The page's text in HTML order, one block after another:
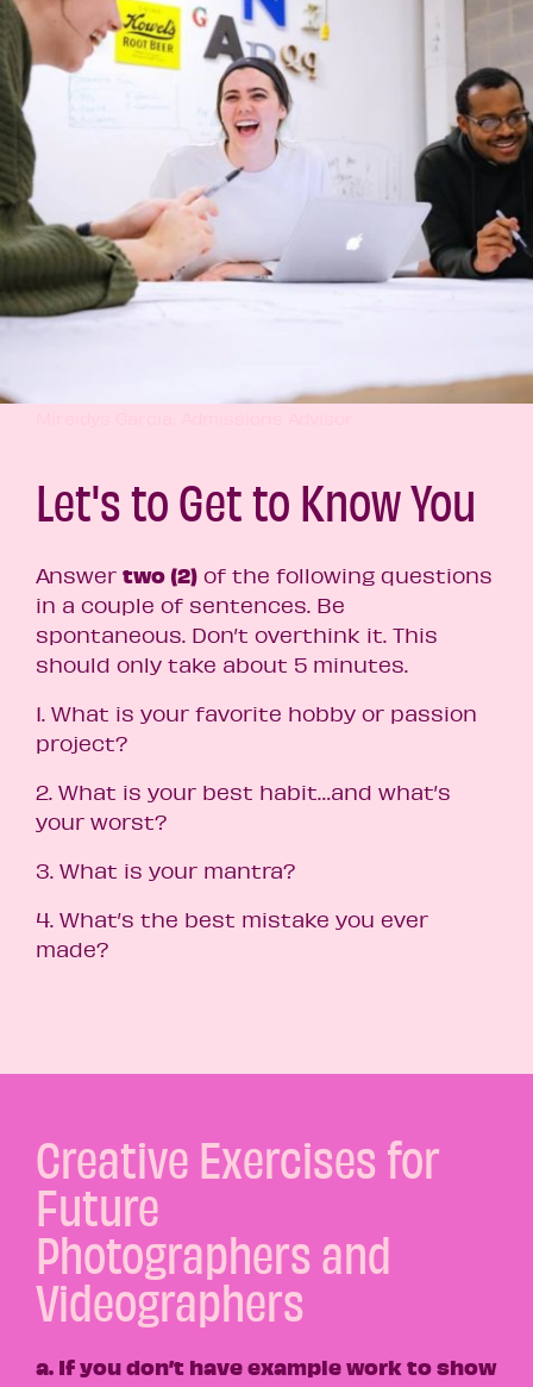
Let's to Get to Know You
Answer two (2) of the following questions
in a couple of sentences. Be
spontaneous. Don’t overthink it. This
should only take about 5 minutes.
1. What is your favorite hobby or passion
project?
2. What is your best habit…and what’s
your worst?
3. What is your mantra?
4. What’s the best mistake you ever
made?
Creative Exercises for
Future
Photographers and
Videographers
a. If you don’t have example work to show